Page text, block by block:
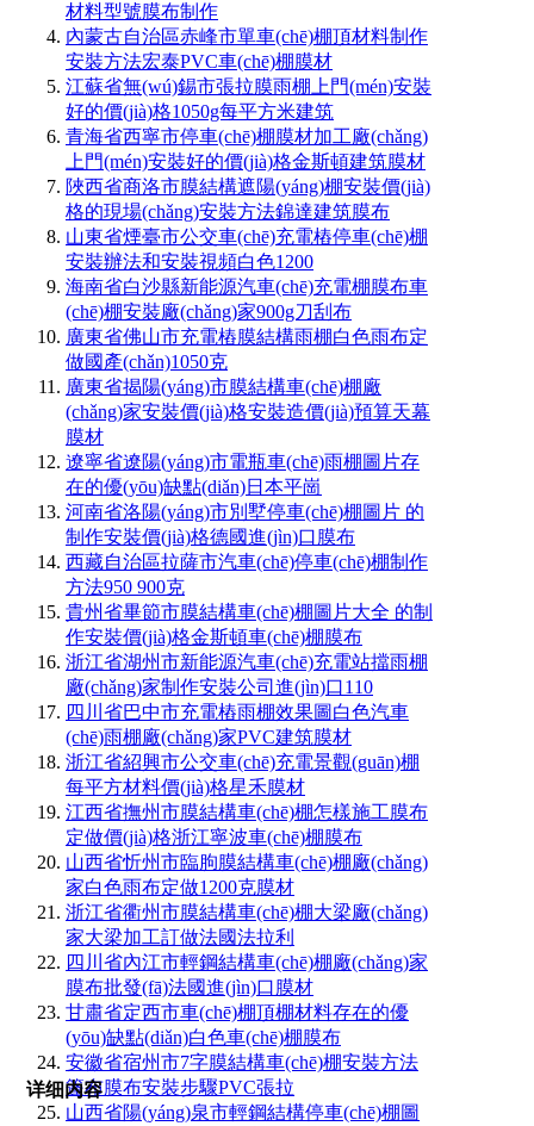
材料型號膜布制作
內蒙古自治區赤峰市單車(chē)棚頂材料制作
安裝方法宏泰PVC車(chē)棚膜材
江蘇省無(wú)錫市張拉膜雨棚上門(mén)安裝
好的價(jià)格1050g每平方米建筑
青海省西寧市停車(chē)棚膜材加工廠(chǎng)
上門(mén)安裝好的價(jià)格金斯頓建筑膜材
陜西省商洛市膜結構遮陽(yáng)棚安裝價(jià)
格的現場(chǎng)安裝方法錦達建筑膜布
山東省煙臺市公交車(chē)充電樁停車(chē)棚
安裝辦法和安裝視頻白色1200
海南省白沙縣新能源汽車(chē)充電棚膜布車
(chē)棚安裝廠(chǎng)家900g刀刮布
廣東省佛山市充電樁膜結構雨棚白色雨布定
做國產(chǎn)1050克
廣東省揭陽(yáng)市膜結構車(chē)棚廠
(chǎng)家安裝價(jià)格安裝造價(jià)預算天幕
膜材
遼寧省遼陽(yáng)市電瓶車(chē)雨棚圖片存
在的優(yōu)缺點(diǎn)日本平崗
河南省洛陽(yáng)市別墅停車(chē)棚圖片 的
制作安裝價(jià)格德國進(jìn)口膜布
西藏自治區拉薩市汽車(chē)停車(chē)棚制作
方法950 900克
貴州省畢節市膜結構車(chē)棚圖片大全 的制
作安裝價(jià)格金斯頓車(chē)棚膜布
浙江省湖州市新能源汽車(chē)充電站擋雨棚
廠(chǎng)家制作安裝公司進(jìn)口110
四川省巴中市充電樁雨棚效果圖白色汽車
(chē)雨棚廠(chǎng)家PVC建筑膜材
浙江省紹興市公交車(chē)充電景觀(guān)棚
每平方材料價(jià)格星禾膜材
江西省撫州市膜結構車(chē)棚怎樣施工膜布
定做價(jià)格浙江寧波車(chē)棚膜布
山西省忻州市臨朐膜結構車(chē)棚廠(chǎng)
家白色雨布定做1200克膜材
浙江省衢州市膜結構車(chē)棚大梁廠(chǎng)
家大梁加工訂做法國法拉利
四川省內江市輕鋼結構車(chē)棚廠(chǎng)家
膜布批發(fā)法國進(jìn)口膜材
甘肅省定西市車(chē)棚頂棚材料存在的優
(yōu)缺點(diǎn)白色車(chē)棚膜布
安徽省宿州市7字膜結構車(chē)棚安裝方法
篷布膜布安裝步驟PVC張拉
山西省陽(yáng)泉市輕鋼結構停車(chē)棚圖
详细内容